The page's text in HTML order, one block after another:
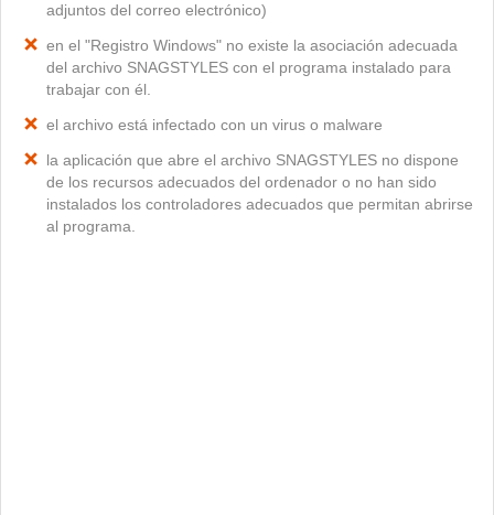
adjuntos del correo electrónico)
en el "Registro Windows" no existe la asociación adecuada
del archivo SNAGSTYLES con el programa instalado para
trabajar con él.
el archivo está infectado con un virus o malware
la aplicación que abre el archivo SNAGSTYLES no dispone
de los recursos adecuados del ordenador o no han sido
instalados los controladores adecuados que permitan abrirse
al programa.